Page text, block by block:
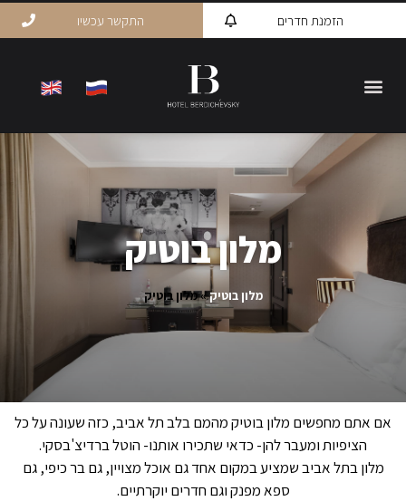
הזמנת חדרים התקשר עכשיו
מלון בוטיק
מלון בוטיק»מלון בוטיק
אם אתם מחפשים מלון בוטיק מהמם בלב תל אביב, כזה שעונה על כל
הציפיות ומעבר להן- כדאי שתכירו אותנו- הוטל ברדיצ'בסקי.
מלון בתל אביב שמציע במקום אחד גם אוכל מצויין, גם בר כיפי, גם
ספא מפנק וגם חדרים יוקרתיים.